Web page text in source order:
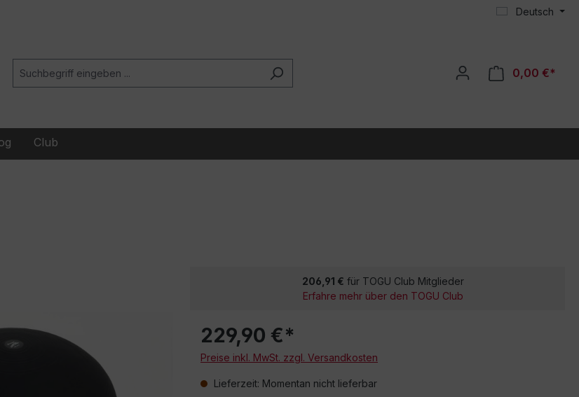
Deutsch
0,00 €*
Club
206,91 € für TOGU Club Mitglieder
Erfahre mehr über den TOGU Club
229,90 €*
Preise inkl. MwSt. zzgl. Versandkosten
Lieferzeit: Momentan nicht lieferbar